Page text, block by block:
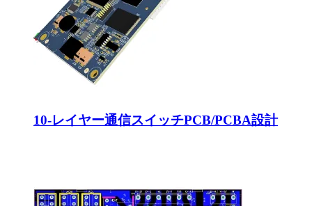
10-レイヤー通信スイッチPCB/PCBA設計